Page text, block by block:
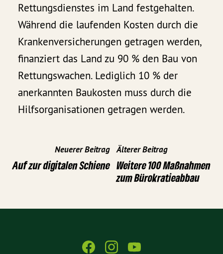
Rettungsdienstes im Land festgehalten.
Während die laufenden Kosten durch die
Krankenversicherungen getragen werden,
finanziert das Land zu 90 % den Bau von
Rettungswachen. Lediglich 10 % der
anerkannten Baukosten muss durch die
Hilfsorganisationen getragen werden.
Neuerer Beitrag
Auf zur digitalen Schiene
Älterer Beitrag
Weitere 100 Maßnahmen
zum Bürokratieabbau